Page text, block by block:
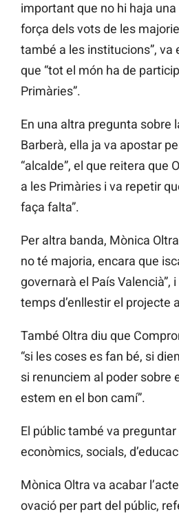
important que no hi haja
força dels vots de les
també a les institucions”, va
que “tot el món ha de
Primàries”.
En una altra pregunta sobre
Barberà, ella ja va apostar
“alcalde”, el que reitera que
a les Primàries i va repetir
faça falta”.
Per altra banda, Mònica
no té majoria, encara que
governarà el País Valencià”,
temps d’enllestir el projecte
També Oltra diu que
“si les coses es fan bé, si
si renunciem al poder sobre
estem en el bon camí”.
El públic també va
econòmics, socials,
Mònica Oltra va acabar
ovació per part del públic,